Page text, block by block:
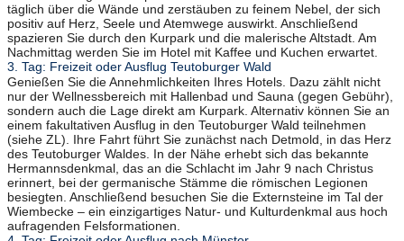
täglich über die Wände und zerstäuben zu feinem Nebel, der sich
positiv auf Herz, Seele und Atemwege auswirkt. Anschließend
spazieren Sie durch den Kurpark und die malerische Altstadt. Am
Nachmittag werden Sie im Hotel mit Kaffee und Kuchen erwartet.
3. Tag: Freizeit oder Ausflug Teutoburger Wald
Genießen Sie die Annehmlichkeiten Ihres Hotels. Dazu zählt nicht
nur der Wellnessbereich mit Hallenbad und Sauna (gegen Gebühr),
sondern auch die Lage direkt am Kurpark. Alternativ können Sie an
einem fakultativen Ausflug in den Teutoburger Wald teilnehmen
(siehe ZL). Ihre Fahrt führt Sie zunächst nach Detmold, in das Herz
des Teutoburger Waldes. In der Nähe erhebt sich das bekannte
Hermannsdenkmal, das an die Schlacht im Jahr 9 nach Christus
erinnert, bei der germanische Stämme die römischen Legionen
besiegten. Anschließend besuchen Sie die Externsteine im Tal der
Wiembecke – ein einzigartiges Natur- und Kulturdenkmal aus hoch
aufragenden Felsformationen.